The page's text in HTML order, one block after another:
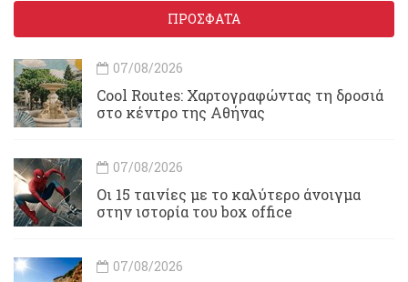
ΠΡΟΣΦΑΤΑ
07/08/2026
Cool Routes: Χαρτογραφώντας τη δροσιά
στο κέντρο της Αθήνας
07/08/2026
Οι 15 ταινίες με το καλύτερο άνοιγμα
στην ιστορία του box office
07/08/2026